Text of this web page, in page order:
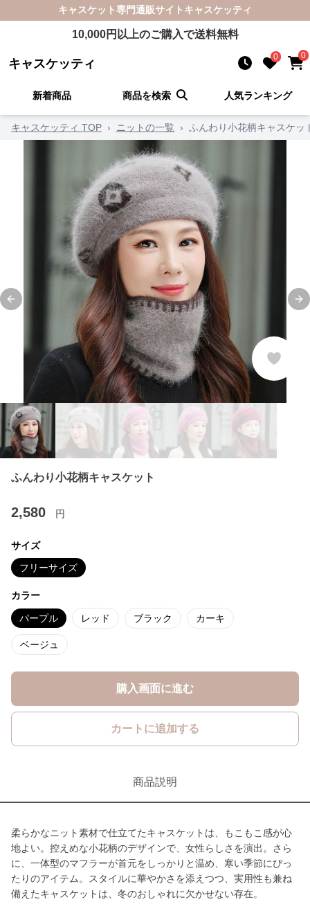
キャスケット専門通販サイト キャスケッティ
10,000円以上のご購入で送料無料
キャスケッティ 0 0
新着商品 商品を検索 人気ランキング
キャスケッティ TOP › ニットの一覧 › ふんわり小花柄キャスケッ
Previous slide
ふんわり小花柄キャスケット
2,580 円
サイズ
フリーサイズ
カラー
パープル レッド ブラック カーキ
ベージュ
購入画面に進む
カートに追加する
商品説明
柔らかなニット素材で仕立てたキャスケットは、もこもこ感が心
地よい。控えめな小花柄のデザインで、女性らしさを演出。さら
に、一体型のマフラーが首元をしっかりと温め、寒い季節にぴっ
たりのアイテム。スタイルに華やかさを添えつつ、実用性も兼ね
備えたキャスケットは、冬のおしゃれに欠かせない存在。